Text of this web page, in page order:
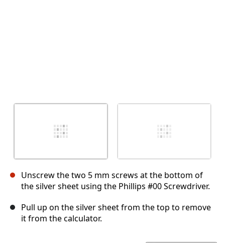
Unscrew the two 5 mm screws at the bottom of
the silver sheet using the Phillips #00 Screwdriver.
Pull up on the silver sheet from the top to remove
it from the calculator.